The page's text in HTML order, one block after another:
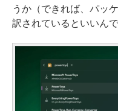
うか（できれば、パッ
訳されているといいんで